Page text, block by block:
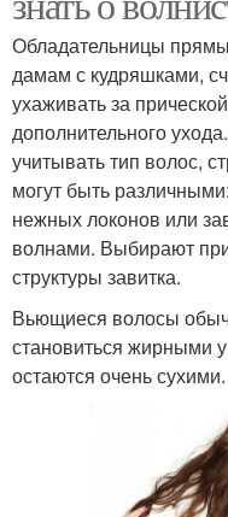
Обладательницы
дамам с кудряшками,
ухаживать за
дополнительного
учитывать тип волос,
могут быть
нежных локонов или
волнами. Выбирают
структуры завитка.
Вьющиеся волосы
становиться жирными
остаются очень сухими.